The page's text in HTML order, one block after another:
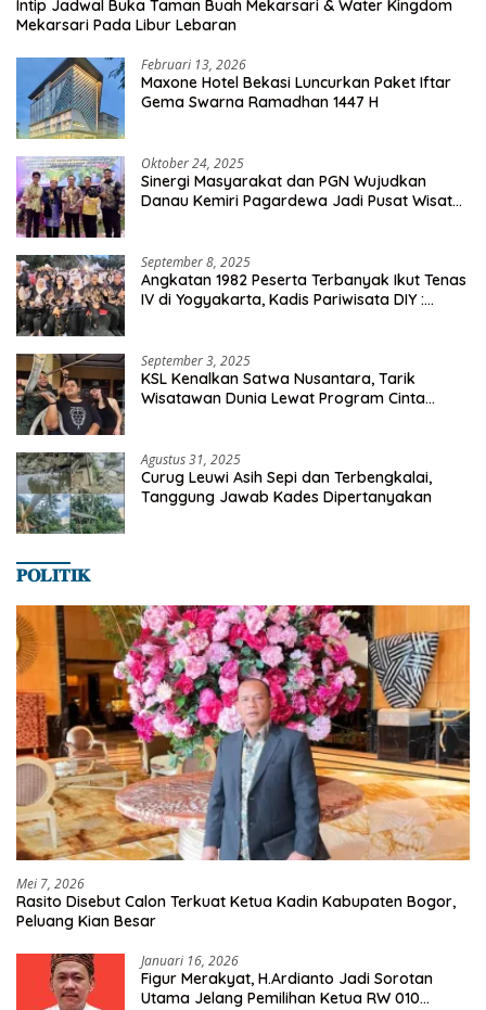
Intip Jadwal Buka Taman Buah Mekarsari & Water Kingdom
Mekarsari Pada Libur Lebaran
Februari 13, 2026
Maxone Hotel Bekasi Luncurkan Paket Iftar
Gema Swarna Ramadhan 1447 H
Oktober 24, 2025
Sinergi Masyarakat dan PGN Wujudkan
Danau Kemiri Pagardewa Jadi Pusat Wisata
September 8, 2025
Angkatan 1982 Peserta Terbanyak Ikut Tenas
IV di Yogyakarta, Kadis Pariwisata DIY :
September 3, 2025
KSL Kenalkan Satwa Nusantara, Tarik
Wisatawan Dunia Lewat Program Cinta
Agustus 31, 2025
Curug Leuwi Asih Sepi dan Terbengkalai,
Tanggung Jawab Kades Dipertanyakan
𝐏𝐎𝐋𝐈𝐓𝐈𝐊
Mei 7, 2026
Rasito Disebut Calon Terkuat Ketua Kadin Kabupaten Bogor,
Peluang Kian Besar
Januari 16, 2026
Figur Merakyat, H.Ardianto Jadi Sorotan
Utama Jelang Pemilihan Ketua RW 010